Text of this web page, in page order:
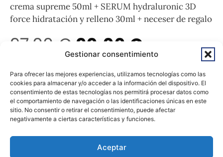
Gestionar consentimiento
Para ofrecer las mejores experiencias, utilizamos tecnologías como las
cookies para almacenar y/o acceder a la información del dispositivo. El
consentimiento de estas tecnologías nos permitirá procesar datos como
el comportamiento de navegación o las identificaciones únicas en este
sitio. No consentir o retirar el consentimiento, puede afectar
negativamente a ciertas características y funciones.
Aceptar
crema supreme 50ml + SERUM hydraluronic 3D
force hidratación y relleno 30ml + neceser de regalo
97,00 € 90,00 €
Sin existencias